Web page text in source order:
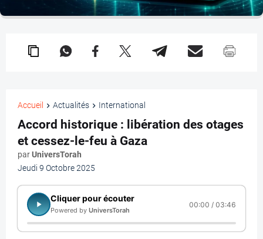
Accueil Actualités International
Accord historique : libération des otages
et cessez-le-feu à Gaza
parUniversTorah
Jeudi 9 Octobre 2025
Cliquer pour écouter
Powered by UniversTorah
00:00 / 03:46